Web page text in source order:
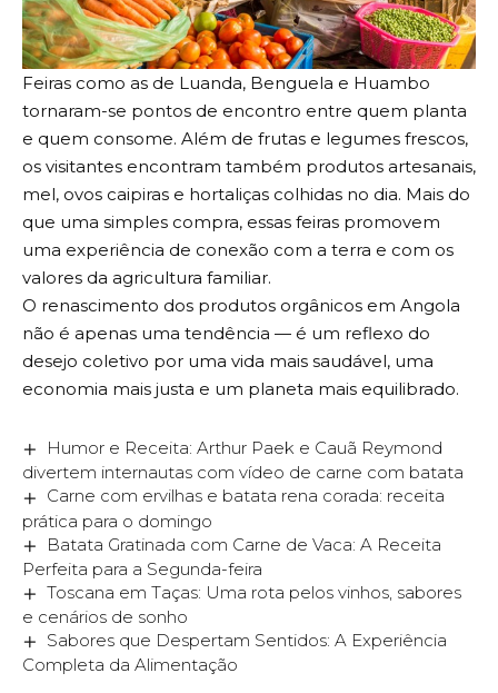
Feiras como as de Luanda, Benguela e Huambo
tornaram-se pontos de encontro entre quem planta
e quem consome. Além de frutas e legumes frescos,
os visitantes encontram também produtos artesanais,
mel, ovos caipiras e hortaliças colhidas no dia. Mais do
que uma simples compra, essas feiras promovem
uma experiência de conexão com a terra e com os
valores da agricultura familiar.
O renascimento dos produtos orgânicos em Angola
não é apenas uma tendência — é um reflexo do
desejo coletivo por uma vida mais saudável, uma
economia mais justa e um planeta mais equilibrado.
Humor e Receita: Arthur Paek e Cauã Reymond
divertem internautas com vídeo de carne com batata
Carne com ervilhas e batata rena corada: receita
prática para o domingo
Batata Gratinada com Carne de Vaca: A Receita
Perfeita para a Segunda-feira
Toscana em Taças: Uma rota pelos vinhos, sabores
e cenários de sonho
Sabores que Despertam Sentidos: A Experiência
Completa da Alimentação